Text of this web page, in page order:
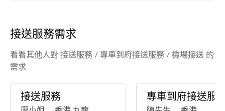
接送服務需求
看看其他人對 接送服務 / 專車到府接送服務 / 機場接送 的
需求
接送服務 專車到府接送服